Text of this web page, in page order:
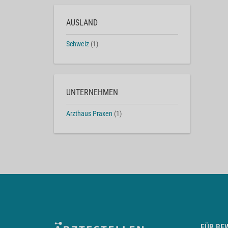
AUSLAND
Schweiz (1)
UNTERNEHMEN
Arzthaus Praxen (1)